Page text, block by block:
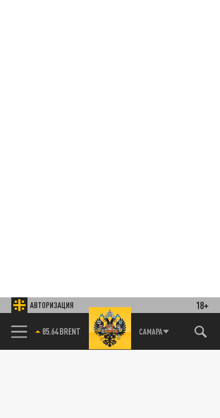
АВТОРИЗАЦИЯ 18+
85.64 BRENT САМАРА